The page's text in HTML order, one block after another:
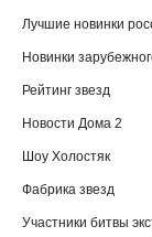
Лучшие новинки
Новинки
Рейтинг звезд
Новости Дома 2
Шоу Холостяк
Фабрика звезд
Участники битвы